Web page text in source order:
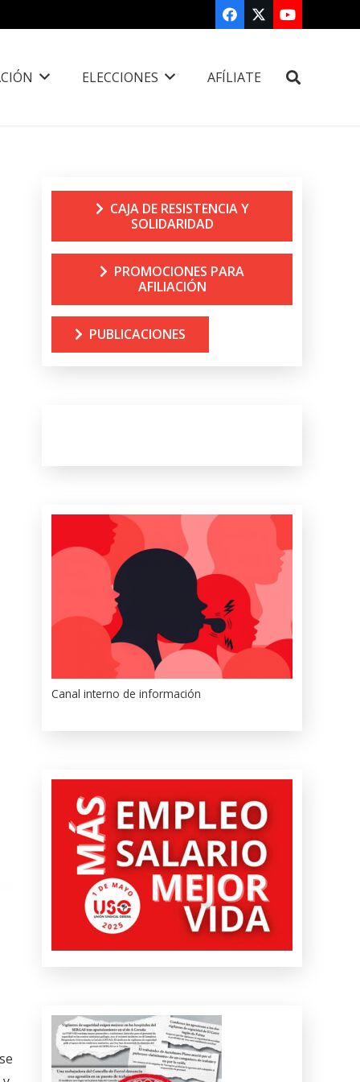
ELECCIONES AFÍLIATE
CAJA DE RESISTENCIA Y
SOLIDARIDAD
PROMOCIONES PARA
AFILIACIÓN
PUBLICACIONES
Canal interno de información